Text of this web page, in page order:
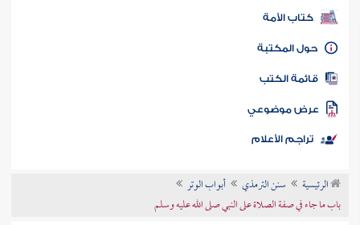
كتب PDF
كتاب الأمة
المكتبة
الكتب
موضوعي
تراجم الأعلام
الرئيسية سنن الترمذي
أبواب الوتر
باب ما جاء في صفة الصلاة على النبي صلى الله عليه وسلم